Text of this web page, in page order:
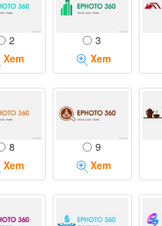
2
Xem
3
Xem
8
Xem
9
Xem